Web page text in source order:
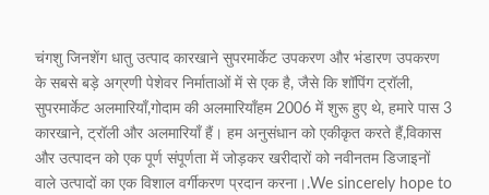
चंगशु जिनशेंग धातु उत्पाद कारखाने सुपरमार्केट उपकरण और भंडारण उपकरण
के सबसे बड़े अग्रणी पेशेवर निर्माताओं में से एक है, जैसे कि शॉपिंग ट्रॉली,
सुपरमार्केट अलमारियाँ,गोदाम की अलमारियाँहम 2006 में शुरू हुए थे, हमारे पास 3
कारखाने, ट्रॉली और अलमारियाँ हैं। हम अनुसंधान को एकीकृत करते हैं,विकास
और उत्पादन को एक पूर्ण संपूर्णता में जोड़कर खरीदारों को नवीनतम डिजाइनों
वाले उत्पादों का एक विशाल वर्गीकरण प्रदान करना।.We sincerely hope to